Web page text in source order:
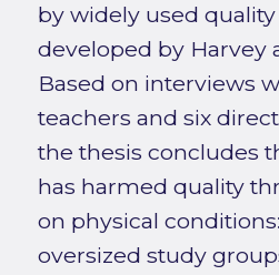
by widely used
developed by Harvey
Based on interviews
teachers and six
the thesis concludes
has harmed quality
on physical
oversized study